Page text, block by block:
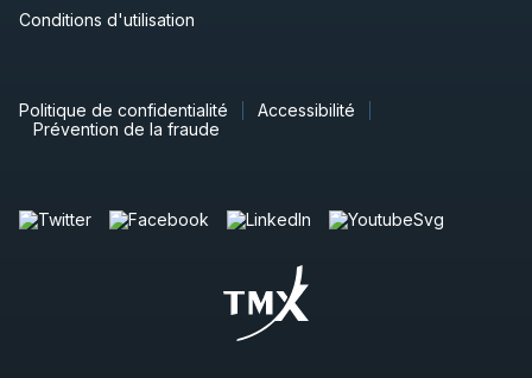
Conditions d'utilisation
Politique de confidentialité
Accessibilité
Prévention de la fraude